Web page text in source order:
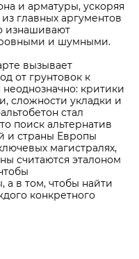
и арматуры, ускоряя
главных аргументов
изнашивают
и шумными.
вызывает
от грунтовок к
критики
сложности укладки и
стал
поиск альтернатив
и страны Европы
магистралях,
считаются эталоном
а в том, чтобы найти
конкретного